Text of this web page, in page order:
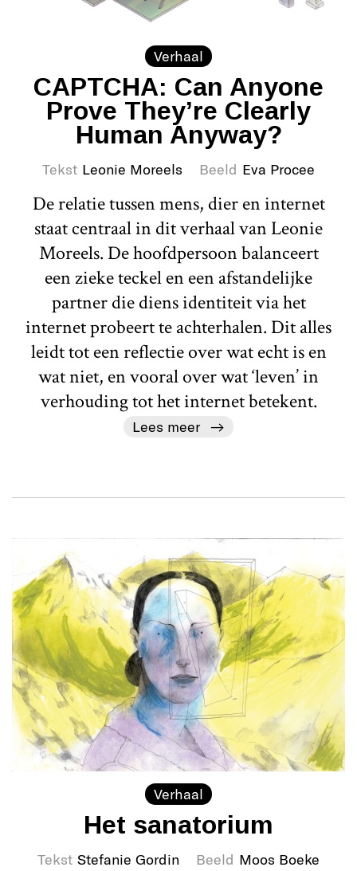
Verhaal
CAPTCHA: Can Anyone
Prove They’re Clearly
Human Anyway?
Tekst Leonie Moreels Beeld Eva Procee
De relatie tussen mens, dier en internet
staat centraal in dit verhaal van Leonie
Moreels. De hoofdpersoon balanceert
een zieke teckel en een afstandelijke
partner die diens identiteit via het
internet probeert te achterhalen. Dit alles
leidt tot een reflectie over wat echt is en
wat niet, en vooral over wat ‘leven’ in
verhouding tot het internet betekent.
Lees meer
Verhaal
Het sanatorium
Tekst Stefanie Gordin Beeld Moos Boeke